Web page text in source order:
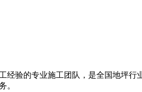
经验的专业施工团队，是全国地坪行
。